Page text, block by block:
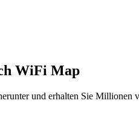
WiFi Map
und erhalten Sie